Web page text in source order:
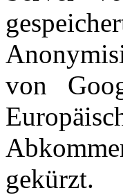
von
gekürzt.